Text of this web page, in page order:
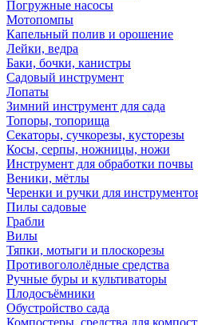
Погружные насосы
Мотопомпы
Капельный полив и орошение
Лейки, ведра
Баки, бочки, канистры
Садовый инструмент
Лопаты
Зимний инструмент для сада
Топоры, топорища
Секаторы, сучкорезы, кусторезы
Косы, серпы, ножницы, ножи
Инструмент для обработки почвы
Веники, мётлы
Черенки и ручки для
Пилы садовые
Грабли
Вилы
Тяпки, мотыги и плоскорезы
Противогололёдные средства
Ручные буры и культиваторы
Плодосъёмники
Обустройство сада
Компостеры, средства для